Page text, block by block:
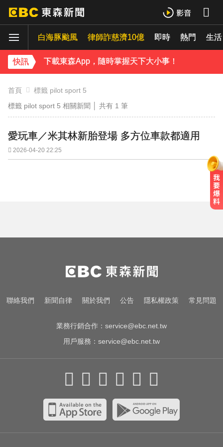
白海豚颱風 律師詐慈濟10億 即時 熱門 生活
快訊
百萬網紅失蹤3年遇害！遭閨密設局赴菲「綁架撕票」千萬贖金救不回
下載東森App，隨時掌握天下大小事！
首頁
標籤 pilot sport 5
標籤 pilot sport 5 相關新聞 │ 共有 1 筆
愛玩車／米其林新胎登場 多方位車款都適用
2026-04-20 22:25
聯絡我們 新聞自律 關於我們 公告 隱私權政策 常見問題
業務行銷合作： service@ebc.net.tw
用戶服務： service@ebc.net.tw